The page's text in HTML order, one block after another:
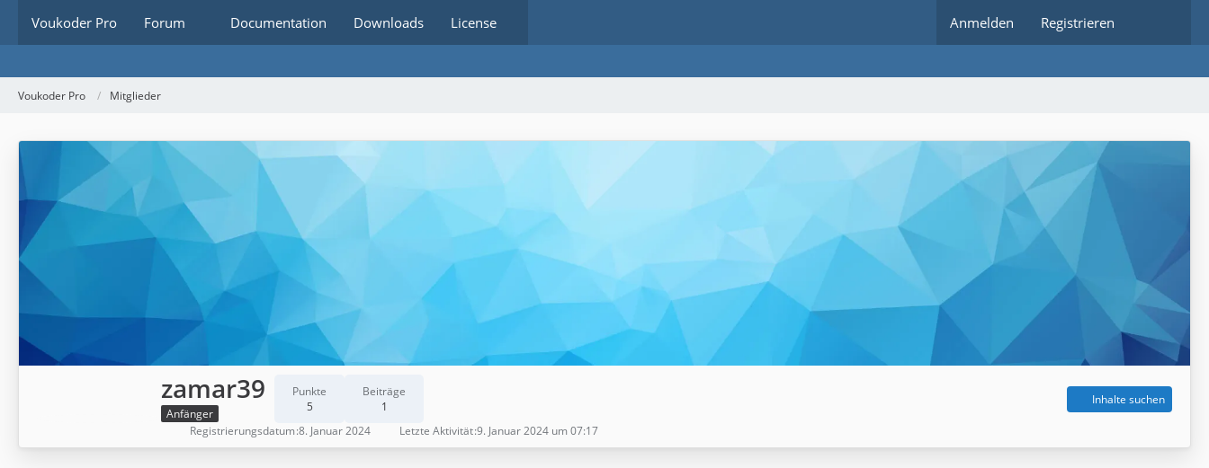
Voukoder Pro Forum Documentation Downloads License Anmelden Registrieren
Voukoder Pro Mitglieder
zamar39
Anfänger
Punkte
5
Beiträge
1
Inhalte suchen
Registrierungsdatum 8. Januar 2024 Letzte Aktivität 9. Januar 2024 um 07:17